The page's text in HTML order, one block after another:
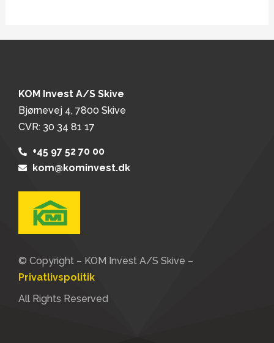
© Copyright – KOM Invest A/S Skive –
Privatlivspolitik
All Rights Reserved
KOM Invest A/S Skive
Bjørnevej 4, 7800 Skive
CVR: 30 34 81 17
+45 97 52 70 00
kom@kominvest.dk